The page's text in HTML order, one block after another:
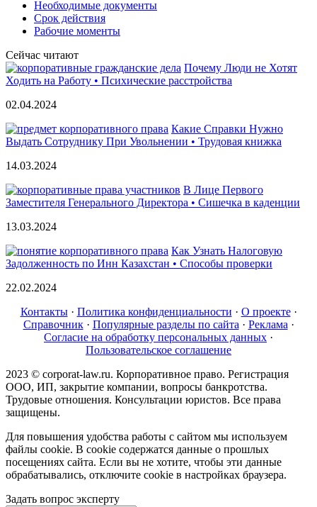
Необходимые документы
Срок действия
Рабочие моменты
Сейчас читают
Почему Люди не Хотят
Ходить на Работу • Психические расстройства
02.04.2024
Какие Справки Нужно
Выдать Сотруднику При Увольнении • Трудовая книжка
14.03.2024
В Лице Первого
Заместителя Генерального Директора • Сишечка в каденции
13.03.2024
Как Узнать Налоговую
Задолженность по Инн Казахстан • Способы проверки
22.02.2024
Контакты· Политика конфиденциальности · О проекте·
Справочник· Популярные разделы по сайта · Реклама ·
Согласие на обработку персональных данных ·
Пользовательское соглашение
2023 © corporat-law.ru. Корпоративное право. Регистрация
ООО, ИП, закрытие компании, вопросы банкротства.
Трудовые отношения. Консультации юристов. Все права
защищены.
Для повышения удобства работы с сайтом мы используем
файлы cookie. В cookie содержатся данные о прошлых
посещениях сайта. Если вы не хотите, чтобы эти данные
обрабатывались, отключите cookie в настройках браузера.
Задать вопрос эксперту